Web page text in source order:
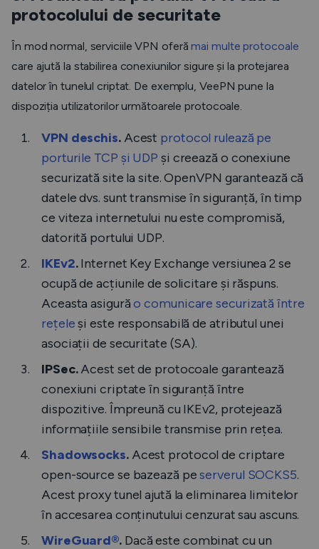
protocolului de securitate
În mod normal, serviciile VPN oferămai multe protocoale
care ajută la stabilirea conexiunilor sigure și la protejarea
datelor în tunelul criptat. De exemplu, VeePN pune la
dispoziția utilizatorilor următoarele protocoale.
VPN deschis.Acest protocol rulează pe
porturile TCP și UDP și creează o conexiune
securizată site la site. OpenVPN garantează că
datele dvs. sunt transmise în siguranță, în timp
ce viteza internetului nu este compromisă,
datorită portului UDP.
IKEv2.Internet Key Exchange versiunea 2 se
ocupă de acțiunile de solicitare și răspuns.
Aceasta asigurăo comunicare securizată între
rețeleși este responsabilă de atributul unei
asociații de securitate (SA).
IPSec.Acest set de protocoale garantează
conexiuni criptate în siguranță între
dispozitive. Împreună cu IKEv2, protejează
informațiile sensibile transmise prin rețea.
Shadowsocks.Acest protocol de criptare
open-source se bazează peserverul SOCKS5.
Acest proxy tunel ajută la eliminarea limitelor
în accesarea conținutului cenzurat sau ascuns.
WireGuard®. Dacă este combinat cu un